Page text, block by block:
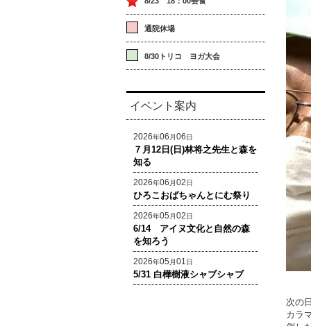
通院休場
8/30トリコ ヨガ大会
イベント案内
2026年06 月06日
７月12日(日)林将之先生と森を
知る
2026年06 月02日
ひろこおばちゃんとにむ祭り
2026年05 月02日
6/14 アイヌ文化と自然の森
を知ろう
2026年05 月01日
5/31 白樺樹液シャブシャブ
次の
カラ